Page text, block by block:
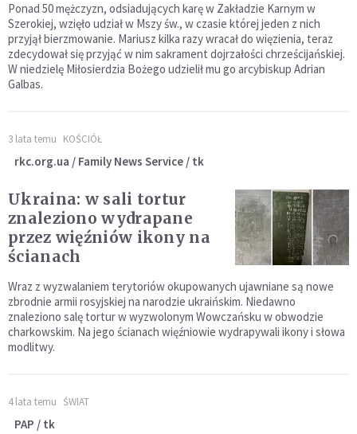
Ponad 50 mężczyzn, odsiadujących karę w Zakładzie Karnym w
Szerokiej, wzięło udział w Mszy św., w czasie której jeden z nich
przyjął bierzmowanie. Mariusz kilka razy wracał do więzienia, teraz
zdecydował się przyjąć w nim sakrament dojrzałości chrześcijańskiej.
W niedzielę Miłosierdzia Bożego udzielił mu go arcybiskup Adrian
Galbas.
3 lata temu KOŚCIÓŁ
rkc.org.ua / Family News Service / tk
Ukraina: w sali tortur
znaleziono wydrapane
przez więźniów ikony na
ścianach
Wraz z wyzwalaniem terytoriów okupowanych ujawniane są nowe
zbrodnie armii rosyjskiej na narodzie ukraińskim. Niedawno
znaleziono salę tortur w wyzwolonym Wowczańsku w obwodzie
charkowskim. Na jego ścianach więźniowie wydrapywali ikony i słowa
modlitwy.
4 lata temu ŚWIAT
PAP / tk